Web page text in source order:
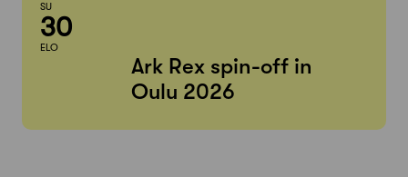
SU
30
ELO
Ark Rex spin-off in
Oulu 2026